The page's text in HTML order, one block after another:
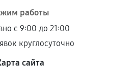
работы
с 9:00 до 21:00
круглосуточно
сайта